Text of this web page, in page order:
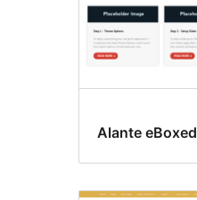
Alante eBoxed